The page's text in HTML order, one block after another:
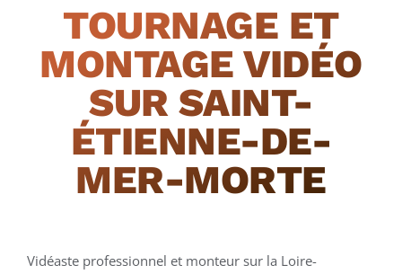
TOURNAGE ET
MONTAGE VIDÉO
SUR SAINT-
ÉTIENNE-DE-
MER-MORTE
Vidéaste professionnel et monteur sur la Loire-